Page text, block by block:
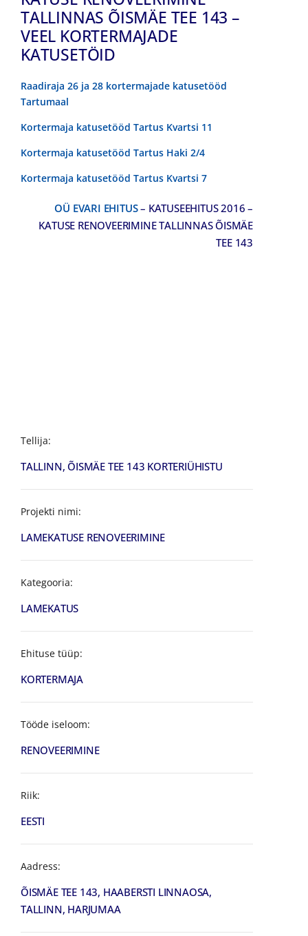
TALLINNAS ÕISMÄE TEE 143 –
VEEL KORTERMAJADE
KATUSETÖID
Raadiraja 26 ja 28 kortermajade katusetööd
Tartumaal
Kortermaja katusetööd Tartus Kvartsi 11
Kortermaja katusetööd Tartus Haki 2/4
Kortermaja katusetööd Tartus Kvartsi 7
OÜ EVARI EHITUS– KATUSEEHITUS 2016 –
KATUSE RENOVEERIMINE TALLINNAS ÕISMÄE
TEE 143
Tellija:
TALLINN, ÕISMÄE TEE 143 KORTERIÜHISTU
Projekti nimi:
LAMEKATUSE RENOVEERIMINE
Kategooria:
LAMEKATUS
Ehituse tüüp:
KORTERMAJA
Tööde iseloom:
RENOVEERIMINE
Riik:
EESTI
Aadress:
ÕISMÄE TEE 143, HAABERSTI LINNAOSA,
TALLINN, HARJUMAA